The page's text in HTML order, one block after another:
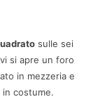
sulle sei
si apre un foro
in mezzeria e
costume.